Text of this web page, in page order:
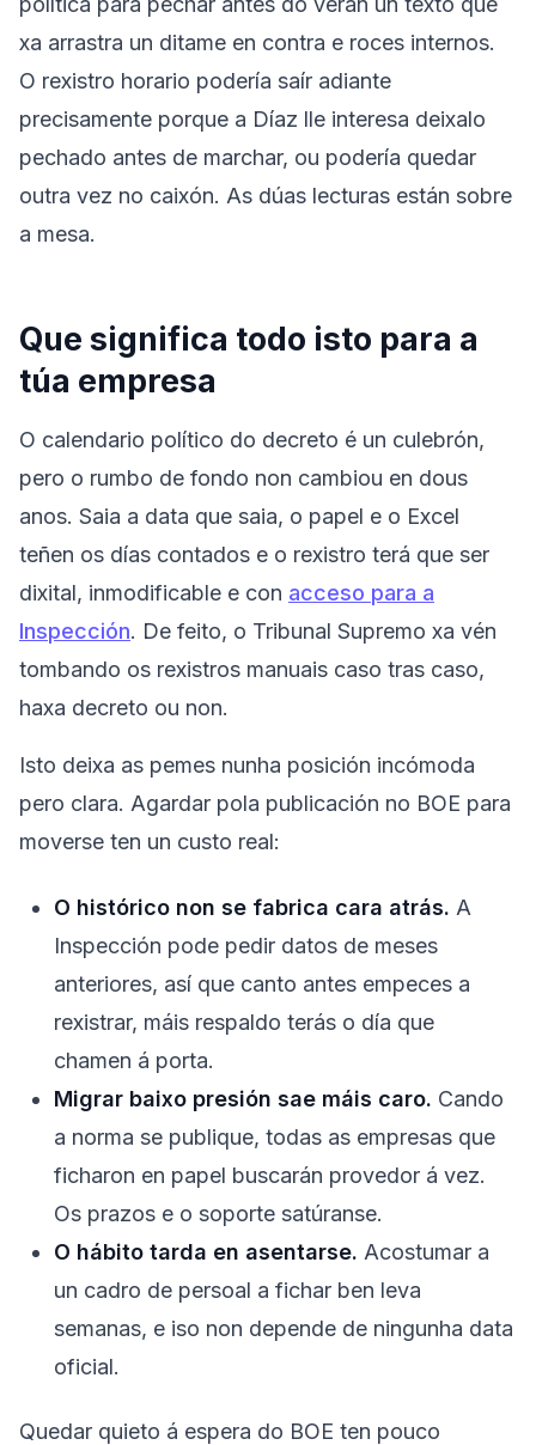
xa arrastra un ditame en contra e roces internos.
O rexistro horario podería saír adiante
precisamente porque a Díaz lle interesa deixalo
pechado antes de marchar, ou podería quedar
outra vez no caixón. As dúas lecturas están sobre
a mesa.
Que significa todo isto para a
túa empresa
O calendario político do decreto é un culebrón,
pero o rumbo de fondo non cambiou en dous
anos. Saia a data que saia, o papel e o Excel
teñen os días contados e o rexistro terá que ser
dixital, inmodificable e con acceso para a
Inspección. De feito, o Tribunal Supremo xa vén
tombando os rexistros manuais caso tras caso,
haxa decreto ou non.
Isto deixa as pemes nunha posición incómoda
pero clara. Agardar pola publicación no BOE para
moverse ten un custo real:
O histórico non se fabrica cara atrás. A
Inspección pode pedir datos de meses
anteriores, así que canto antes empeces a
rexistrar, máis respaldo terás o día que
chamen á porta.
Migrar baixo presión sae máis caro. Cando
a norma se publique, todas as empresas que
ficharon en papel buscarán provedor á vez.
Os prazos e o soporte satúranse.
O hábito tarda en asentarse. Acostumar a
un cadro de persoal a fichar ben leva
semanas, e iso non depende de ningunha data
oficial.
Quedar quieto á espera do BOE ten pouco